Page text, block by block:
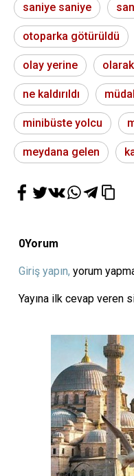
saniye saniye
otoparka götürüldü
olay yerine
ne kaldırıldı
minibüste yolcu
meydana gelen
0Yorum
Giriş yapın, yorum
Yayına ilk cevap veren